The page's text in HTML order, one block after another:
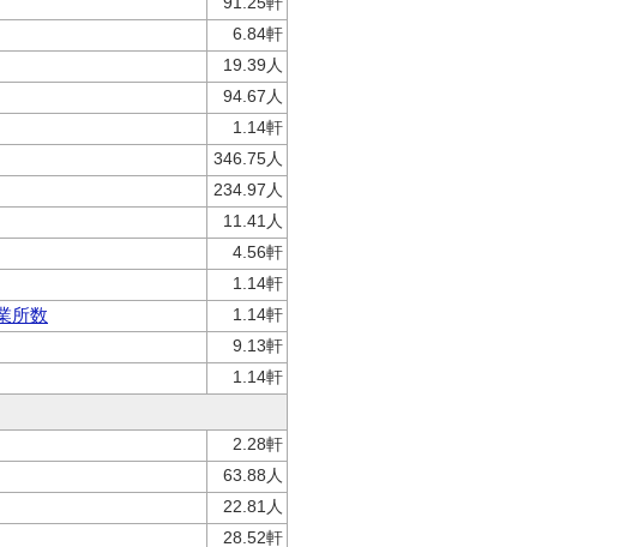
6.84軒
19.39人
94.67人
1.14軒
346.75人
234.97人
11.41人
4.56軒
1.14軒
所数
1.14軒
9.13軒
1.14軒
2.28軒
63.88人
22.81人
28.52軒